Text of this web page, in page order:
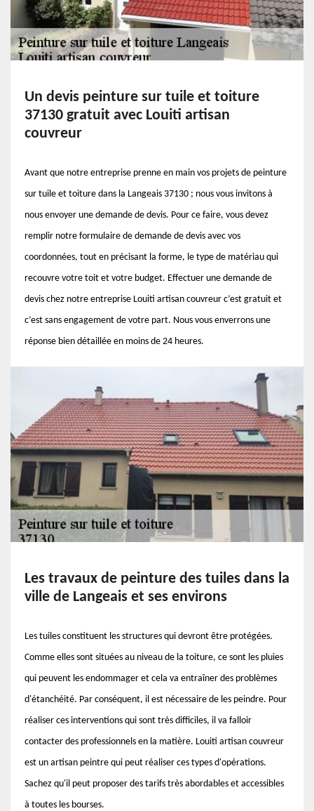
Un devis peinture sur tuile et toiture
37130 gratuit avec Louiti artisan
couvreur
Avant que notre entreprise prenne en main vos projets de peinture
sur tuile et toiture dans la Langeais 37130 ; nous vous invitons à
nous envoyer une demande de devis. Pour ce faire, vous devez
remplir notre formulaire de demande de devis avec vos
coordonnées, tout en précisant la forme, le type de matériau qui
recouvre votre toit et votre budget. Effectuer une demande de
devis chez notre entreprise Louiti artisan couvreur c’est gratuit et
c’est sans engagement de votre part. Nous vous enverrons une
réponse bien détaillée en moins de 24 heures.
Les travaux de peinture des tuiles dans la
ville de Langeais et ses environs
Les tuiles constituent les structures qui devront être protégées.
Comme elles sont situées au niveau de la toiture, ce sont les pluies
qui peuvent les endommager et cela va entraîner des problèmes
d'étanchéité. Par conséquent, il est nécessaire de les peindre. Pour
réaliser ces interventions qui sont très difficiles, il va falloir
contacter des professionnels en la matière. Louiti artisan couvreur
est un artisan peintre qui peut réaliser ces types d'opérations.
Sachez qu'il peut proposer des tarifs très abordables et accessibles
à toutes les bourses.